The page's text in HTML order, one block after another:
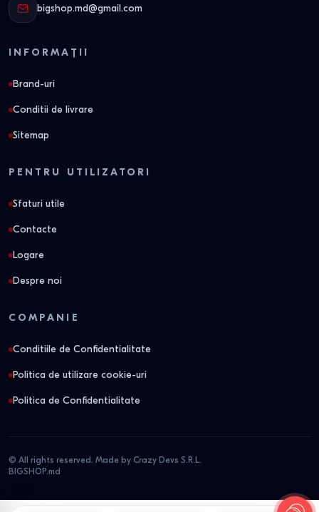
bigshop.md@gmail.com
INFORMAȚII
Brand-uri
Conditii de livrare
Sitemap
PENTRU UTILIZATORI
Sfaturi utile
Contacte
Logare
Despre noi
COMPANIE
Conditiile de Confidentialitate
Politica de utilizare cookie-uri
Politica de Confidentialitate
© All rights reserved. Made by Crazy Devs S.R.L.
BIGSHOP.md